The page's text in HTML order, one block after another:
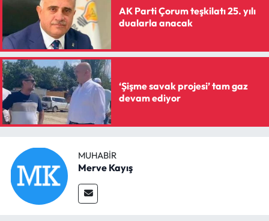
AK Parti Çorum teşkilatı 25. yılı
dualarla anacak
‘Şişme savak projesi’ tam gaz
devam ediyor
MUHABIR
Merve Kayış